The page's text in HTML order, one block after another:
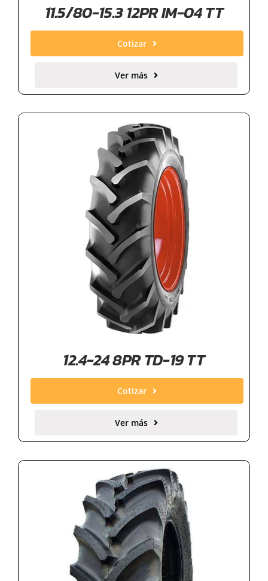
11.5/80-15.3 12PR IM-04 TT
Cotizar
Ver más
12.4-24 8PR TD-19 TT
Cotizar
Ver más